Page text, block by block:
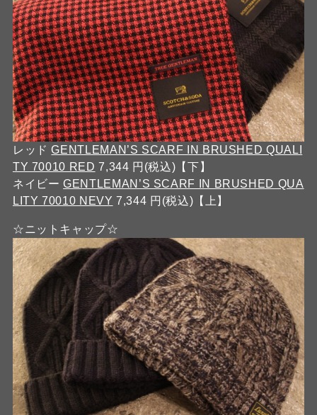
レッドGENTLEMAN’S SCARF IN BRUSHED QUALI
TY 70010 RED 7,344 円(税込)【下】
ネイビーGENTLEMAN’S SCARF IN BRUSHED QUA
LITY 70010 NEVY 7,344 円(税込)【上】
☆ニットキャップ☆